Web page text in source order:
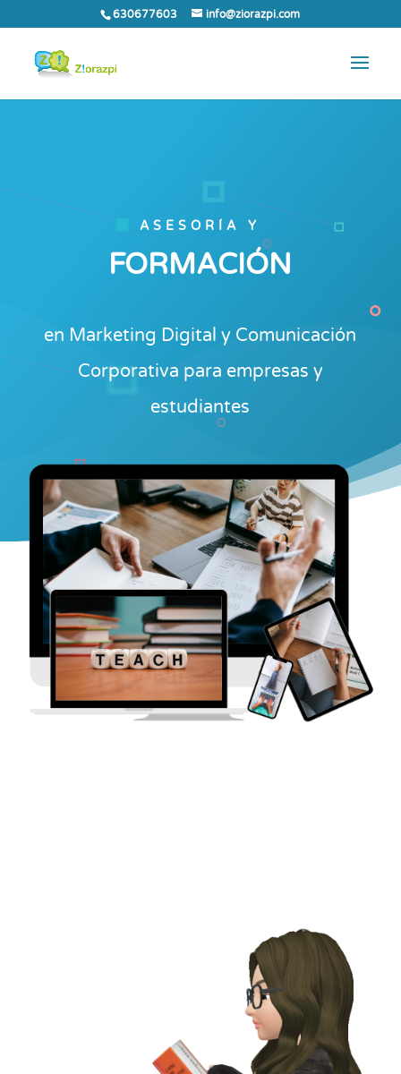
630677603 info@ziorazpi.com
ASESORÍA Y
FORMACIÓN
en Marketing Digital y Comunicación
Corporativa para empresas y
estudiantes